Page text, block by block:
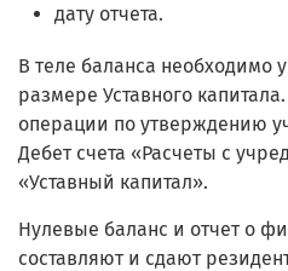
дату отчета.
В теле баланса необходимо
размере Уставного
операции по утверждению
Дебет счета «Расчеты с
«Уставный капитал».
Нулевые баланс и отчет о
составляют и сдают